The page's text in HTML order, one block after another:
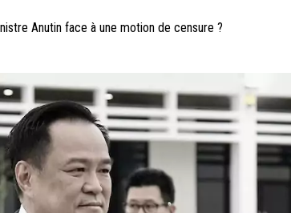
Anutin face à une motion de censure ?